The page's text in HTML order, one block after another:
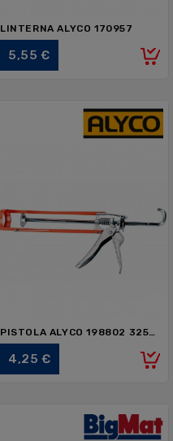
LINTERNA ALYCO 170957
5,55 €
PISTOLA ALYCO 198802 325mm
4,25 €